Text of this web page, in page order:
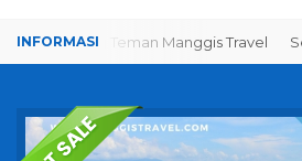
datang Teman Manggis Travel